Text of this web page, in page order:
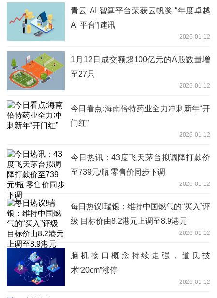
青云 AI 智算平台荣获云帆奖 “年度卓越
AI 平台”|速讯
2026-01-12
1月12日成交额超100亿元的A股数量增
至27只
2026-01-12
今日看点:海南倍特药业全力冲刺新年“开
门红”
2026-01-12
今日热讯：43度飞天茅台拟调降打款价
至739元/瓶 零售价同步下调
2026-01-12
每日热议!瑞银：维持中国燃气的“买入”评
级 目标价由8.2港元上调至8.9港元
2026-01-12
脑机接口概念持续走强，道氏技
术“20cm”涨停
2026-01-12